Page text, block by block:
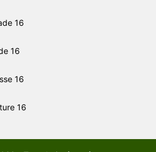
16
16
16
16